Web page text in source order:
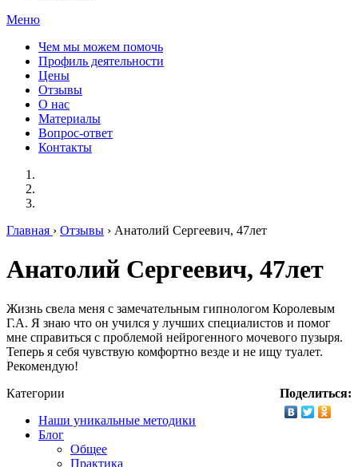
Меню
Чем мы можем помочь
Профиль деятельности
Цены
Отзывы
О нас
Материалы
Вопрос-ответ
Контакты
Главная › Отзывы › Анатолий Сергеевич, 47лет
Анатолий Сергеевич, 47лет
Жизнь свела меня с замечательным гипнологом Королевым
Г.А. Я знаю что он учился у лучших специалистов и помог
мне справиться с проблемой нейрогенного мочевого пузыря.
Теперь я себя чувствую комфортно везде и не ищу туалет.
Рекомендую!
Поделиться:
Категории
Наши уникальные методики
Блог
Общее
Практика